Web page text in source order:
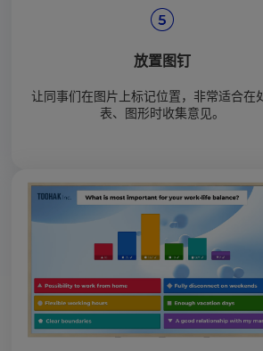
放置图钉
让同事们在图片上标记位置，非常适合在
表、图形时收集意见。